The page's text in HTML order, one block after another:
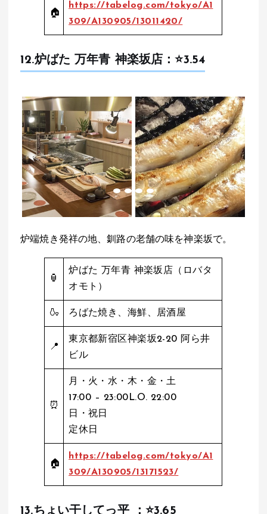
🏠
https://tabelog.com/tokyo/A1
309/A130905/13011420/
12.炉ばた 万年青 神楽坂店 ：⭐️3.54
炉端焼き発祥の地、釧路の老舗の味を神楽坂で。
🏮
炉ばた 万年青 神楽坂店（ロバタ
オモト）
🍶 ろばた焼き、海鮮、居酒屋
📍
東京都新宿区神楽坂2-20 阿ら井
ビル
⏰
月・火・水・木・金・土
17:00 – 23:00L.O. 22:00
日・祝日
定休日
🏠
https://tabelog.com/tokyo/A1
309/A130905/13171523/
13.ちょい干してっ平 ：⭐️3.65